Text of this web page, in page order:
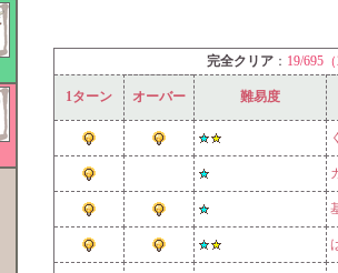
完全クリア ： 19/695
1ターン オーバー 難易度